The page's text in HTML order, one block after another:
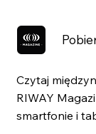
Czytaj
RIWAY
smartfonie i